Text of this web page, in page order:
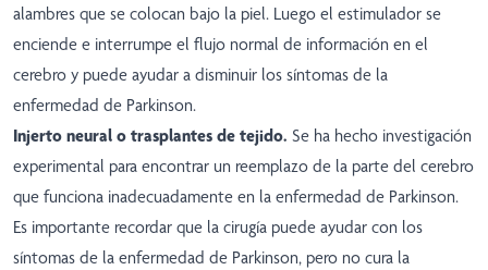
alambres que se colocan bajo la piel. Luego el estimulador se
enciende e interrumpe el flujo normal de información en el
cerebro y puede ayudar a disminuir los síntomas de la
enfermedad de Parkinson.
Injerto neural o trasplantes de tejido. Se ha hecho investigación
experimental para encontrar un reemplazo de la parte del cerebro
que funciona inadecuadamente en la enfermedad de Parkinson.
Es importante recordar que la cirugía puede ayudar con los
síntomas de la enfermedad de Parkinson, pero no cura la